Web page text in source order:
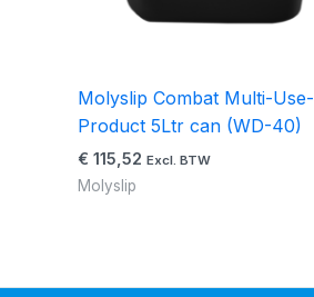
Molyslip Combat Multi-Use-
Product 5Ltr can (WD-40)
€ 115,52 Excl. BTW
Molyslip